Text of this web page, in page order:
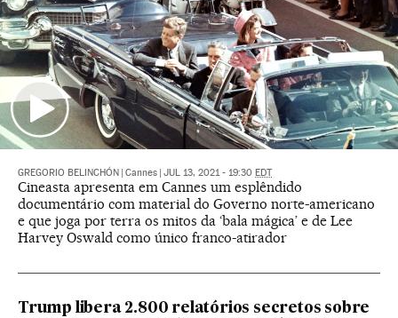
GREGORIO BELINCHÓN Cannes JUL 13, 2021 - 19:30 EDT
Cineasta apresenta em Cannes um esplêndido
documentário com material do Governo norte-americano
e que joga por terra os mitos da ‘bala mágica’ e de Lee
Harvey Oswald como único franco-atirador
Trump libera 2.800 relatórios secretos sobre